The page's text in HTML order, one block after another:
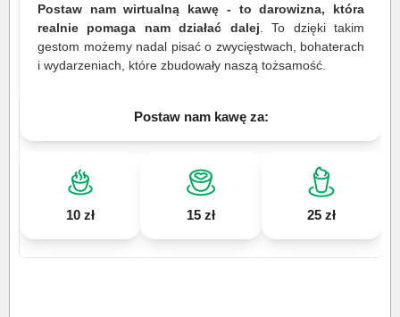
Postaw nam wirtualną kawę - to darowizna, która
realnie pomaga nam działać dalej . To dzięki takim
gestom możemy nadal pisać o zwycięstwach, bohaterach
i wydarzeniach, które zbudowały naszą tożsamość.
Postaw nam kawę za:
10 zł 15 zł 25 zł